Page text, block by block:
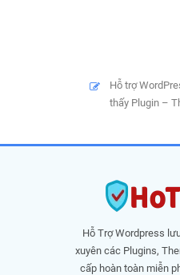
Hỗ trợ
thấy Plugin –
Hỗ Trợ Wordpress
xuyên các Plugins,
cấp hoàn toàn miễn